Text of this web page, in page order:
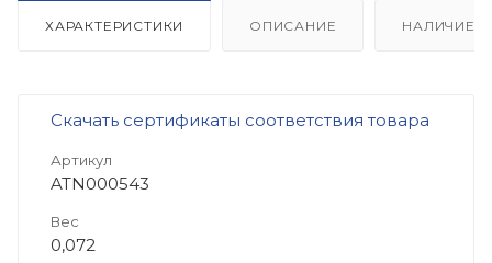
ХАРАКТЕРИСТИКИ ОПИСАНИЕ НАЛИЧИЕ
Скачать сертификаты соответствия товара
Артикул
ATN000543
Вес
0,072